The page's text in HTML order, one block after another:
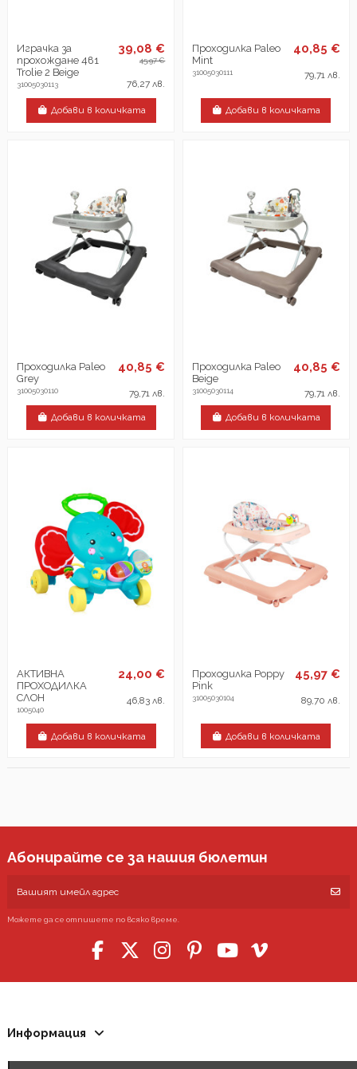
Играчка за
прохождане 4в1
Trolie 2 Beige
31005030113
39,08 €
45,97 €
76,27 лв.
Добави в количката
Проходилка Paleo
Mint
31005030111
40,85 €
79,71 лв.
Добави в количката
Проходилка Paleo
Grey
31005030110
40,85 €
79,71 лв.
Добави в количката
Проходилка Paleo
Beige
31005030114
40,85 €
79,71 лв.
Добави в количката
АКТИВНА
ПРОХОДИЛКА
СЛОН
1005040
24,00 €
46,83 лв.
Добави в количката
Проходилка Poppy
Pink
31005030104
45,97 €
89,70 лв.
Добави в количката
Абонирайте се за нашия бюлетин
Можете да се отпишете по всяко време.
Информация
Контакти